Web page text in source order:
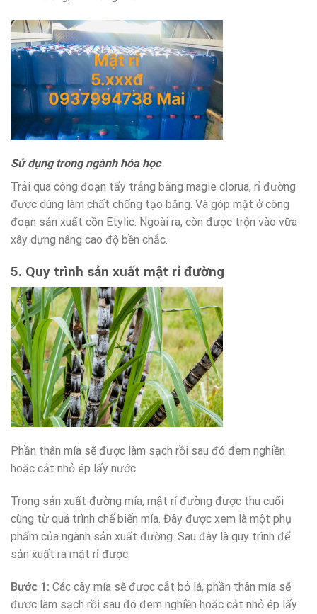
Sử dụng trong ngành hóa học
Trải qua công đoạn tẩy trắng bằng magie clorua, rỉ đường
được dùng làm chất chống tạo băng. Và góp mặt ở công
đoạn sản xuất cồn Etylic. Ngoài ra, còn được trộn vào vữa
xây dựng nâng cao độ bền chắc.
5. Quy trình sản xuất mật rỉ đường
Phần thân mía sẽ được làm sạch rồi sau đó đem nghiền
hoặc cắt nhỏ ép lấy nước
Trong sản xuất đường mía, mật rỉ đường được thu cuối
cùng từ quá trình chế biến mía. Đây được xem là một phụ
phẩm của ngành sản xuất đường. Sau đây là quy trình để
sản xuất ra mật rỉ được:
Bước 1: Các cây mía sẽ được cắt bỏ lá, phần thân mía sẽ
được làm sạch rồi sau đó đem nghiền hoặc cắt nhỏ ép lấy